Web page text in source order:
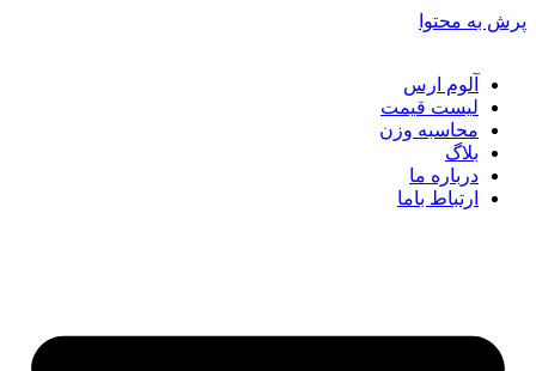
به محتوا
آلوم ارس
لیست قیمت
محاسبه وزن
بلاگ
درباره ما
ارتباط باما